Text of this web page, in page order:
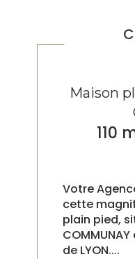
Maison
110
Votre
cette
plain pied,
de LYON....